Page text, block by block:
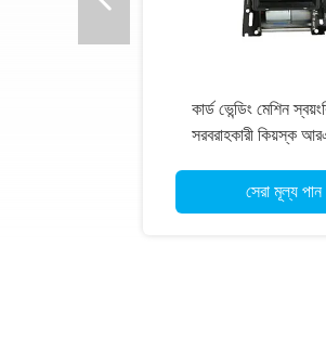
কার্ড ভেন্ডিং মেশিন
সরবরাহকারী কিয়স্ক
সেরা মূল্য পান